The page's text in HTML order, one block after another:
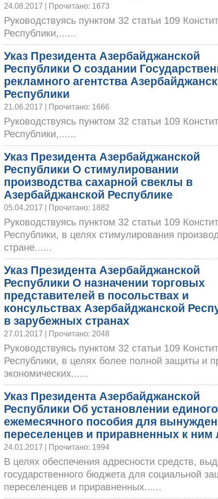
24.08.2017 | Прочитано: 1673
Руководствуясь пунктом 32 статьи 109
Республики,......
Указ Президента Азербайджанской
Республики О создании
рекламного агентства
Республики
21.06.2017 | Прочитано: 1666
Руководствуясь пунктом 32 статьи 109
Республики,......
Указ Президента Азербайджанской
Республики О стимулировании
производства сахарной свеклы в
Азербайджанской Республике
05.04.2017 | Прочитано: 1882
Руководствуясь пунктом 32 статьи 109
Республики, в целях стимулирования
стране......
Указ Президента Азербайджанской
Республики О назначении торговых
представителей в посольствах и
консульствах Азербайджанской
в зарубежных странах
27.01.2017 | Прочитано: 2048
Руководствуясь пунктом 32 статьи 109
Республики, в целях более полной защиты и
экономических......
Указ Президента Азербайджанской
Республики Об установлении единого
ежемесячного пособия для
переселенцев и приравненных к ним
24.01.2017 | Прочитано: 1994
В целях обеспечения адресности средств,
государственного бюджета для социальной
переселенцев и приравненных......